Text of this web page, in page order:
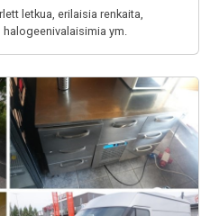
letkua, erilaisia renkaita,
halogeenivalaisimia ym.